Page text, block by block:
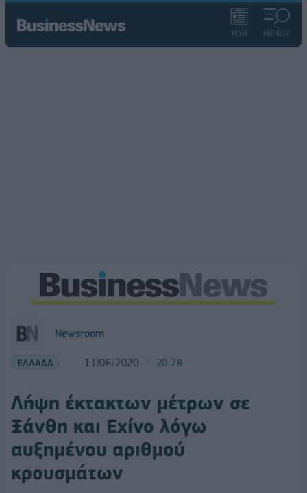
ΡΟΗ ΜΕΝΟΥ
Newsroom
ΕΛΛΑΔΑ 11/06/2020 20:28
Λήψη έκτακτων μέτρων σε
Ξάνθη και Εχίνο λόγω
αυξημένου αριθμού
κρουσμάτων